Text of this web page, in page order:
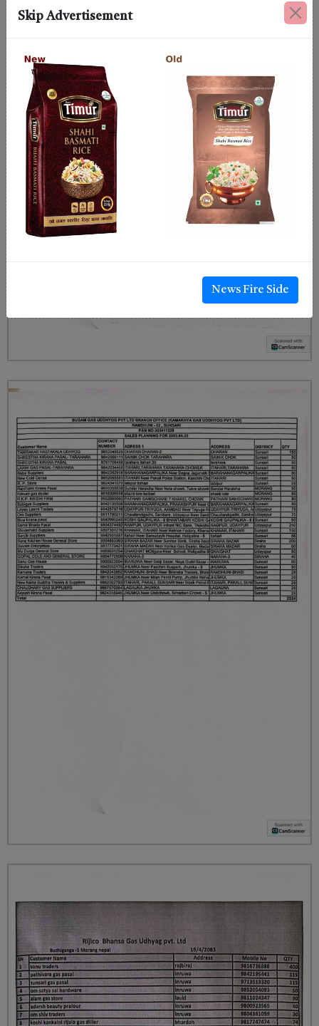
Skip Advertisement
News Fire Side